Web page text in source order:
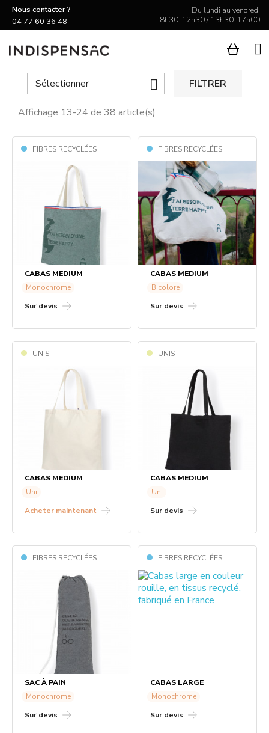
Nous contacter ?
04 77 60 36 48
Du lundi au vendredi
8h30-12h30 / 13h30-17h00

Sélectionner  FILTRER
Affichage 13-24 de 38 article(s)
FIBRES RECYCLÉES
CABAS MEDIUM
Monochrome
Sur devis
FIBRES RECYCLÉES
CABAS MEDIUM
Bicolore
Sur devis
UNIS
CABAS MEDIUM
Uni
Acheter maintenant
UNIS
CABAS MEDIUM
Uni
Sur devis
FIBRES RECYCLÉES
SAC À PAIN
Monochrome
Sur devis
FIBRES RECYCLÉES
CABAS LARGE
Monochrome
Sur devis